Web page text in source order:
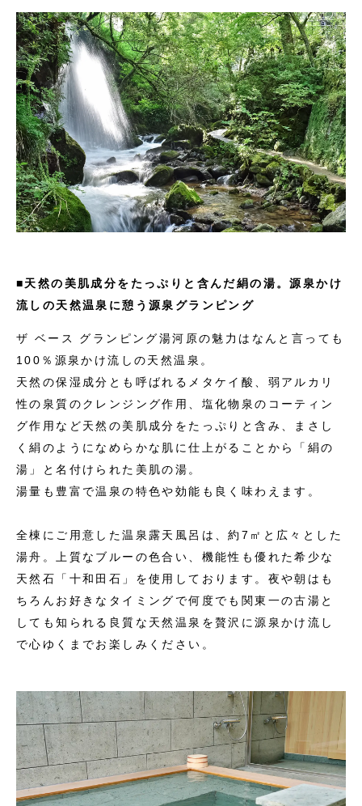
■天然の美肌成分をたっぷりと含んだ絹の湯。源泉かけ
流しの天然温泉に憩う源泉グランピング
ザ ベース グランピング湯河原の魅力はなんと言っても
100％源泉かけ流しの天然温泉。
天然の保湿成分とも呼ばれるメタケイ酸、弱アルカリ
性の泉質のクレンジング作用、塩化物泉のコーティン
グ作用など天然の美肌成分をたっぷりと含み、まさし
く絹のようになめらかな肌に仕上がることから「絹の
湯」と名付けられた美肌の湯。
湯量も豊富で温泉の特色や効能も良く味わえます。
全棟にご用意した温泉露天風呂は、約7㎡と広々とした
湯舟。上質なブルーの色合い、機能性も優れた希少な
天然石「十和田石」を使用しております。夜や朝はも
ちろんお好きなタイミングで何度でも関東一の古湯と
しても知られる良質な天然温泉を贅沢に源泉かけ流し
で心ゆくまでお楽しみください。